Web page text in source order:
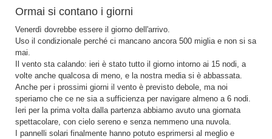
Ormai si contano i giorni
Venerdì dovrebbe essere il giorno dell'arrivo.
Uso il condizionale perché ci mancano ancora 500 miglia e non si sa
mai.
Il vento sta calando: ieri è stato tutto il giorno intorno ai 15 nodi, a
volte anche qualcosa di meno, e la nostra media si è abbassata.
Anche per i prossimi giorni il vento è previsto debole, ma noi
speriamo che ce ne sia a sufficienza per navigare almeno a 6 nodi.
Ieri per la prima volta dalla partenza abbiamo avuto una giornata
spettacolare, con cielo sereno e senza nemmeno una nuvola.
I pannelli solari finalmente hanno potuto esprimersi al meglio e